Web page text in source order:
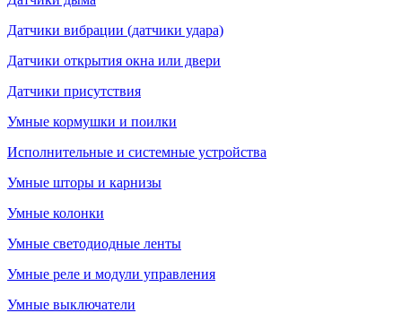
Датчики вибрации (датчики удара)
Датчики открытия окна или двери
Датчики присутствия
Умные кормушки и поилки
Исполнительные и системные устройства
Умные шторы и карнизы
Умные колонки
Умные светодиодные ленты
Умные реле и модули управления
Умные выключатели